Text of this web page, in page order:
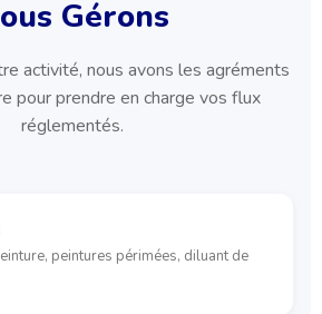
Gérons
activité, nous avons les agréments
pour prendre en charge vos flux
réglementés.
peintures périmées, diluant de